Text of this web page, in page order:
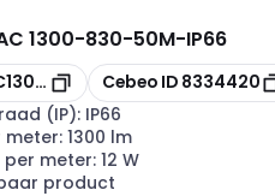
1300-830-50M-IP66
Kopiëren
Cebeo ID 8334420
(IP): IP66
meter:1300 lm
per meter:12 W
product